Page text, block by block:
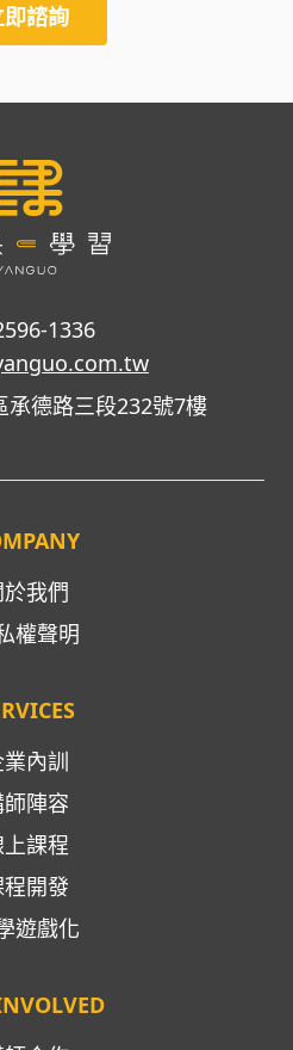
即諮詢
1336
承德路三段232號7樓
於我們
權聲明
業內訓
陣容
課程
開發
遊戲化